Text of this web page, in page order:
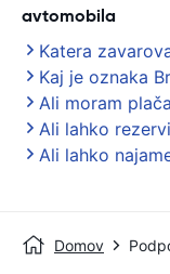
avtomobila
Katera
Kaj je oznaka
Ali moram
Ali lahko
Ali lahko
Domov